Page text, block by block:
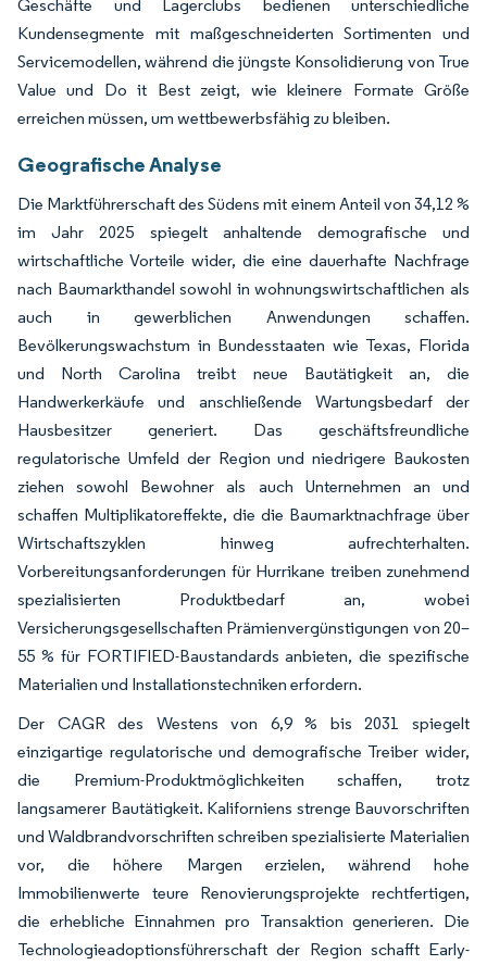
Geschäfte und Lagerclubs bedienen unterschiedliche
Kundensegmente mit maßgeschneiderten Sortimenten und
Servicemodellen, während die jüngste Konsolidierung von True
Value und Do it Best zeigt, wie kleinere Formate Größe
erreichen müssen, um wettbewerbsfähig zu bleiben.
Geografische Analyse
Die Marktführerschaft des Südens mit einem Anteil von 34,12 %
im Jahr 2025 spiegelt anhaltende demografische und
wirtschaftliche Vorteile wider, die eine dauerhafte Nachfrage
nach Baumarkthandel sowohl in wohnungswirtschaftlichen als
auch in gewerblichen Anwendungen schaffen.
Bevölkerungswachstum in Bundesstaaten wie Texas, Florida
und North Carolina treibt neue Bautätigkeit an, die
Handwerkerkäufe und anschließende Wartungsbedarf der
Hausbesitzer generiert. Das geschäftsfreundliche
regulatorische Umfeld der Region und niedrigere Baukosten
ziehen sowohl Bewohner als auch Unternehmen an und
schaffen Multiplikatoreffekte, die die Baumarktnachfrage über
Wirtschaftszyklen hinweg aufrechterhalten.
Vorbereitungsanforderungen für Hurrikane treiben zunehmend
spezialisierten Produktbedarf an, wobei
Versicherungsgesellschaften Prämienvergünstigungen von 20–
55 % für FORTIFIED-Baustandards anbieten, die spezifische
Materialien und Installationstechniken erfordern.
Der CAGR des Westens von 6,9 % bis 2031 spiegelt
einzigartige regulatorische und demografische Treiber wider,
die Premium-Produktmöglichkeiten schaffen, trotz
langsamerer Bautätigkeit. Kaliforniens strenge Bauvorschriften
und Waldbrandvorschriften schreiben spezialisierte Materialien
vor, die höhere Margen erzielen, während hohe
Immobilienwerte teure Renovierungsprojekte rechtfertigen,
die erhebliche Einnahmen pro Transaktion generieren. Die
Technologieadoptionsführerschaft der Region schafft Early-